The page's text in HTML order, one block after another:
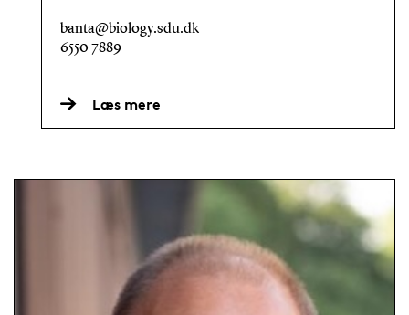
banta@biology.sdu.dk
6550 7889
Læs mere